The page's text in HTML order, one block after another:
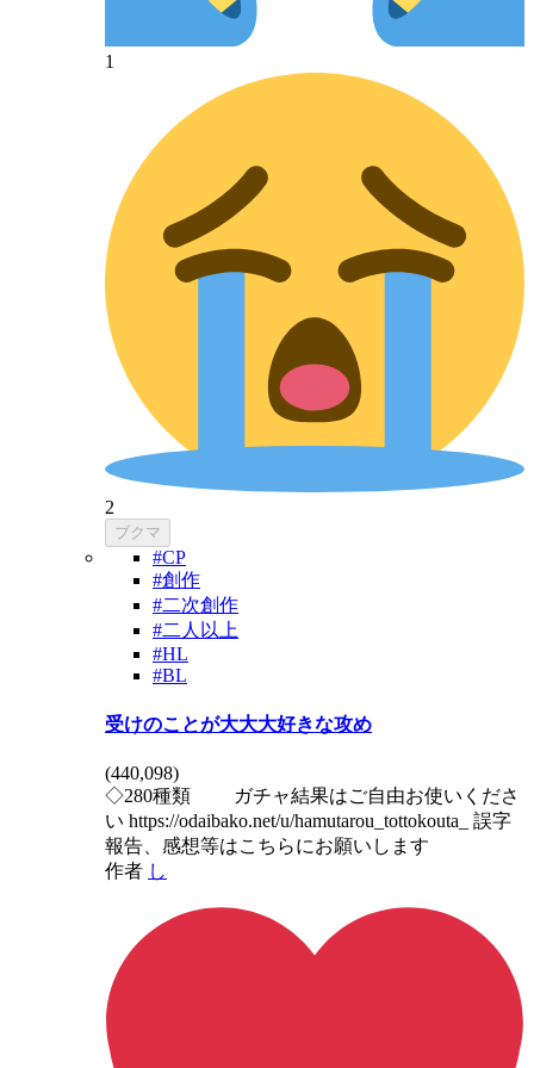
1
2
ブクマ
#CP
#創作
#二次創作
#二人以上
#HL
#BL
受けのことが大大大好きな攻め
(440,098)
◇280種類 ガチャ結果はご自由お使いくださ
い https://odaibako.net/u/hamutarou_tottokouta_ 誤字
報告、感想等はこちらにお願いします
作者 し